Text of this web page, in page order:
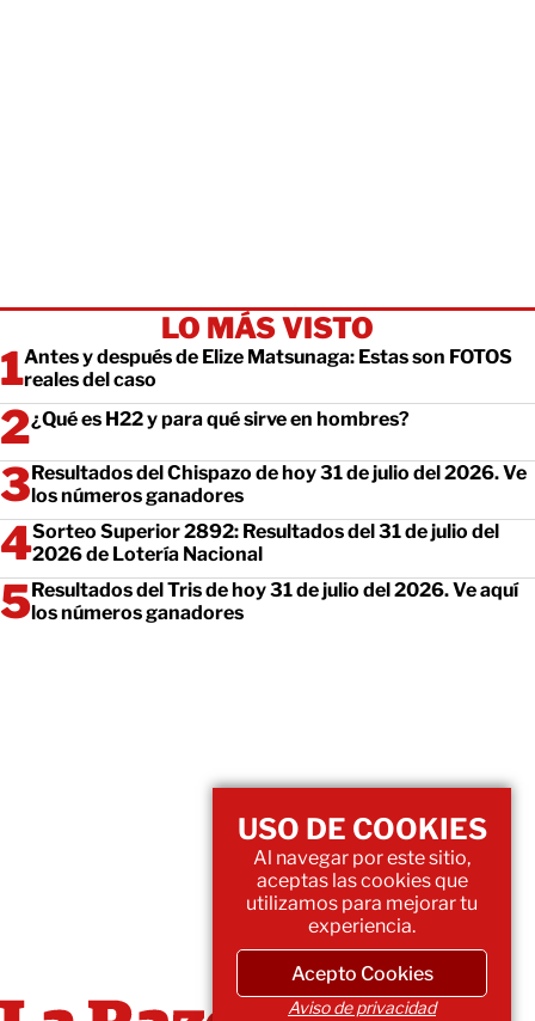
LO MÁS VISTO
Antes y después de Elize Matsunaga: Estas son FOTOS
reales del caso
¿Qué es H22 y para qué sirve en hombres?
Resultados del Chispazo de hoy 31 de julio del 2026. Ve
los números ganadores
Sorteo Superior 2892: Resultados del 31 de julio del
2026 de Lotería Nacional
Resultados del Tris de hoy 31 de julio del 2026. Ve aquí
los números ganadores
USO DE COOKIES
Al navegar por este sitio,
aceptas las cookies que
utilizamos para mejorar tu
experiencia.
Acepto Cookies
Aviso de privacidad